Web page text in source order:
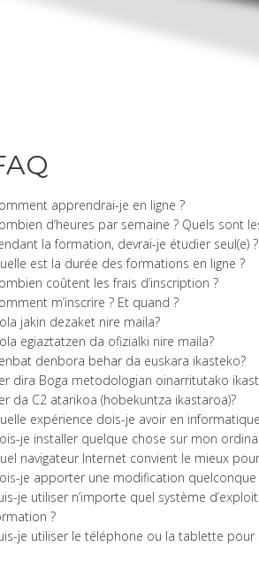
apprendrai-je en ligne ?
d’heures par semaine ? Quels sont
la formation, devrai-je étudier seul(e) ?
est la durée des formations en ligne ?
coûtent les frais d’inscription ?
m’inscrire ? Et quand ?
jakin dezaket nire maila?
egiaztatzen da ofizialki nire maila?
denbora behar da euskara ikasteko?
dira Boga metodologian oinarritutako
da C2 atarikoa (hobekuntza ikastaroa)?
expérience dois-je avoir en
je installer quelque chose sur mon
navigateur Internet convient le mieux
je apporter une modification
je utiliser n’importe quel système
?
je utiliser le téléphone ou la tablette pour